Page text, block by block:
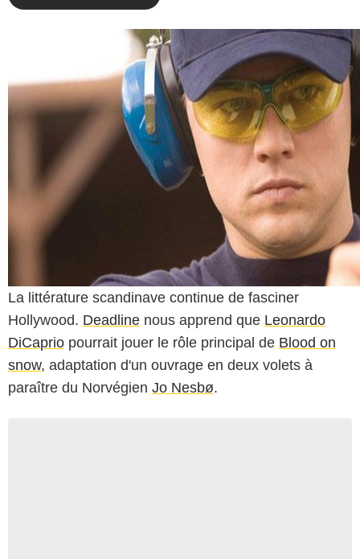
La littérature scandinave continue de fasciner
Hollywood. Deadline nous apprend que Leonardo
DiCaprio pourrait jouer le rôle principal de Blood on
snow, adaptation d'un ouvrage en deux volets à
paraître du Norvégien Jo Nesbø.